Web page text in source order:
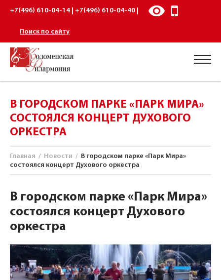
+7(496) 610-04-14 | +7(496) 610-04-40 |
Поиск по сайту
В ГОРОДСКОМ ПАРКЕ «ПАРК МИРА»
СОСТОЯЛСЯ КОНЦЕРТ ДУХОВОГО
ОРКЕСТРА
Главная / Новости / В городском парке «Парк Мира»
состоялся концерт Духового оркестра
В городском парке «Парк Мира»
состоялся концерт Духового
оркестра